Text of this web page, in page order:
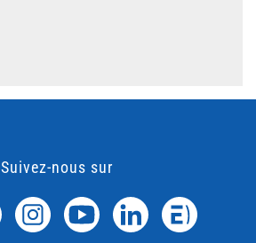
Suivez-nous sur